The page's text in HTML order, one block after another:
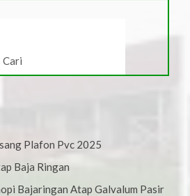
Plafon Pvc 2025
Baja Ringan
Bajaringan Atap Galvalum Pasir